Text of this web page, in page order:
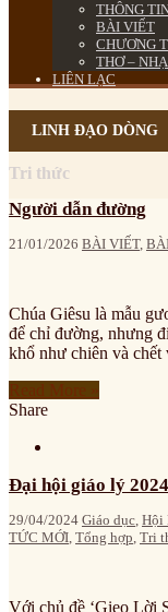
THÔNG
BÀI VIẾT
CHƯƠNG
THƠ –
LIÊN LẠC
LINH ĐẠO DÒNG
Tri thức
Người dẫn đường
21/01/2026 BÀI VIẾT,
Chúa Giêsu là mẫu
để chỉ đường, nhưng
khổ như chiên và chết
Share
Đại hội giáo lý 2024
29/04/2024 Giáo dục, Hội
TỨC MỚI, Tổng hợp, Tri
Với chủ đề ‘Gieo Lời